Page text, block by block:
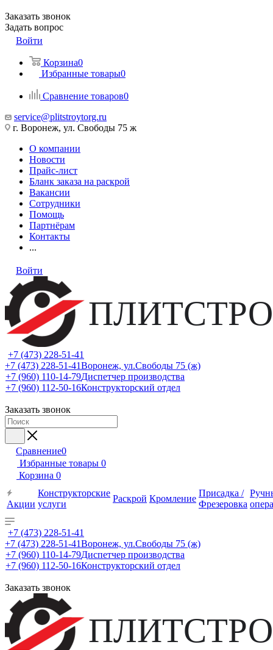
Заказать звонок
Задать вопрос
Войти
Корзина0
Избранные товары0
Сравнение товаров0
service@plitstroytorg.ru
г. Воронеж, ул. Свободы 75 ж
О компании
Новости
Прайс-лист
Бланк заказа на раскрой
Вакансии
Сотрудники
Помощь
Партнёрам
Контакты
...
Войти
+7 (473) 228-51-41
+7 (473) 228-51-41Воронеж, ул.Свободы 75 (ж)
+7 (960) 110-14-79Диспетчер производства
+7 (960) 112-50-16Конструкторский отдел
Заказать звонок
Сравнение0
Избранные товары 0
Корзина 0
Акции
Конструкторские
услуги
Раскрой Кромление
Присадка /
Фрезеровка
+7 (473) 228-51-41
+7 (473) 228-51-41Воронеж, ул.Свободы 75 (ж)
+7 (960) 110-14-79Диспетчер производства
+7 (960) 112-50-16Конструкторский отдел
Заказать звонок